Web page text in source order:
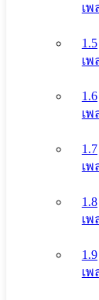
เพ
1.5
เพ
1.6
เพ
1.7
เพ
1.8
เ
1.9
เพ